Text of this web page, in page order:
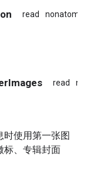
read nonatomic
read
时使用第一张图
标、专辑封面